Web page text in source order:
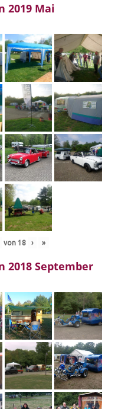
2019 Mai
von 18 › »
2018 September